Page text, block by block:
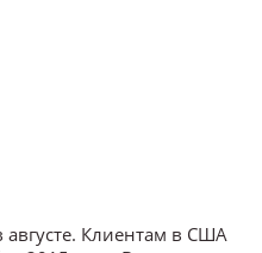
августе. Клиентам в США